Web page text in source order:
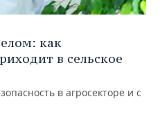
как
в сельское
в агросекторе и с